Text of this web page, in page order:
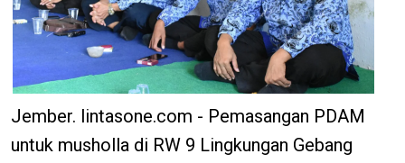
Jember. lintasone.com - Pemasangan PDAM
untuk musholla di RW 9 Lingkungan Gebang